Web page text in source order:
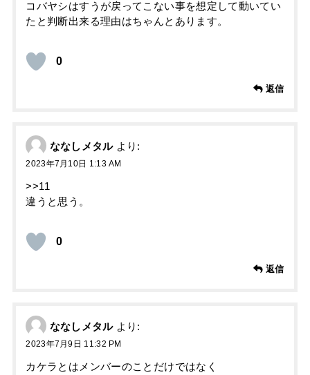
コバヤシはすうが戻ってこない事を想定して動いてい
たと判断出来る理由はちゃんとあります。
0
返信
ななしメタル より:
2023年7月10日 1:13 AM
>>11
違うと思う。
0
返信
ななしメタル より:
2023年7月9日 11:32 PM
カケラとはメンバーのことだけではなく